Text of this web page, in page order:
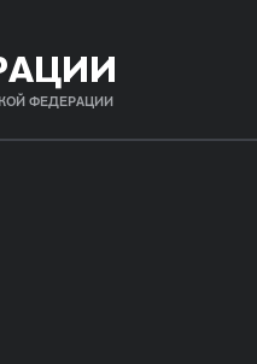
ФЕДЕРАЦИИ